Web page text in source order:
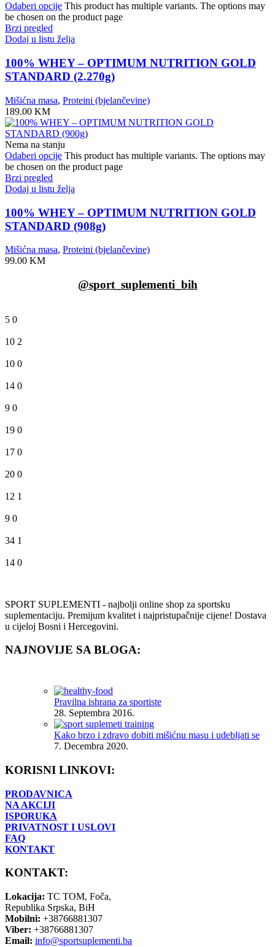
Odaberi opcije This product has multiple variants. The options may
be chosen on the product page
Brzi pregled
Dodaj u listu želja
100% WHEY – OPTIMUM NUTRITION GOLD
STANDARD (2.270g)
Mišićna masa, Proteini (bjelančevine)
189.00 KM
Nema na stanju
Odaberi opcije This product has multiple variants. The options may
be chosen on the product page
Brzi pregled
Dodaj u listu želja
100% WHEY – OPTIMUM NUTRITION GOLD
STANDARD (908g)
Mišićna masa, Proteini (bjelančevine)
99.00 KM
@sport_suplementi_bih
5 0
10 2
10 0
14 0
9 0
19 0
17 0
20 0
12 1
9 0
34 1
14 0
SPORT SUPLEMENTI - najbolji online shop za sportsku
suplementaciju. Premijum kvalitet i najpristupačnije cijene! Dostava
u cijeloj Bosni i Hercegovini.
NAJNOVIJE SA BLOGA:
Pravilna ishrana za sportiste
28. Septembra 2016.
Kako brzo i zdravo dobiti mišićnu masu i udebljati se
7. Decembra 2020.
KORISNI LINKOVI:
PRODAVNICA
NA AKCIJI
ISPORUKA
PRIVATNOST I USLOVI
FAQ
KONTAKT
KONTAKT:
Lokacija: TC TOM, Foča,
Republika Srpska, BiH
Mobilni: +38766881307
Viber: +38766881307
Email: info@sportsuplementi.ba